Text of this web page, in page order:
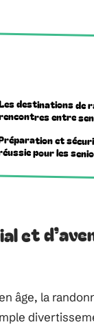
destinations de
entre
et
pour les
et
âge, la